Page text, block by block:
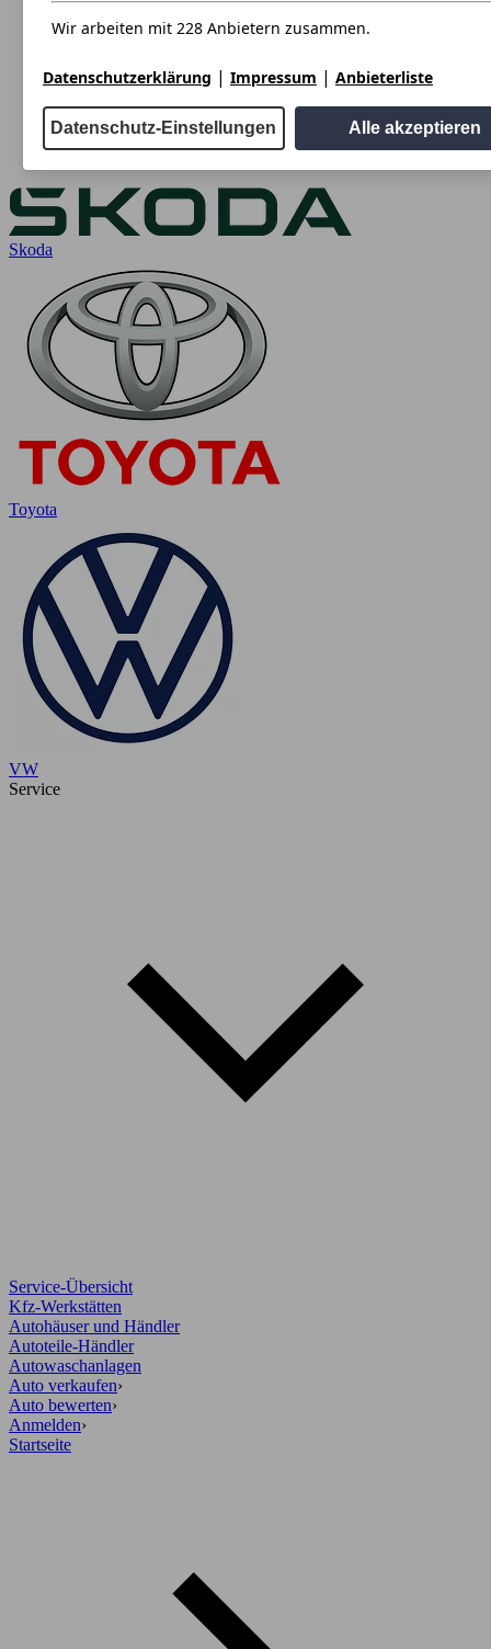
Skoda
Toyota
VW
Service
Service-Übersicht
Kfz-Werkstätten
Autohäuser und Händler
Autoteile-Händler
Autowaschanlagen
Auto verkaufen›
Auto bewerten›
Anmelden›
Wir arbeiten mit 228 Anbietern zusammen.
Datenschutzerklärung | Impressum | Anbieterliste
Datenschutz-Einstellungen Alle akzeptieren
Startseite